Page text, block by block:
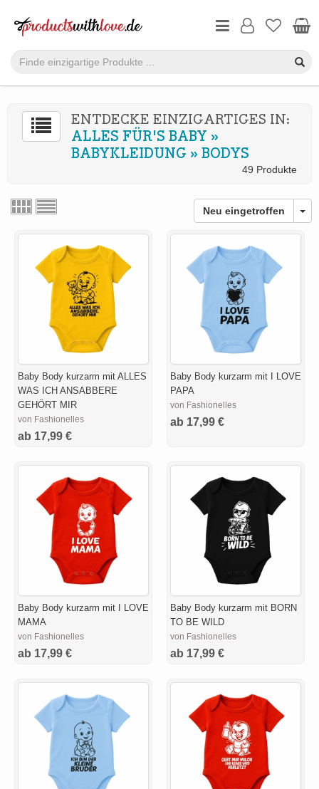
ENTDECKE EINZIGARTIGES IN:
ALLES FÜR'S BABY »
BABYKLEIDUNG »BODYS
49 Produkte
Neu eingetroffen
Baby Body kurzarm mit ALLES
WAS ICH ANSABBERE
GEHÖRT MIR
von Fashionelles
ab 17,99 €
Baby Body kurzarm mit I LOVE
PAPA
von Fashionelles
ab 17,99 €
Baby Body kurzarm mit I LOVE
MAMA
von Fashionelles
ab 17,99 €
Baby Body kurzarm mit BORN
TO BE WILD
von Fashionelles
ab 17,99 €